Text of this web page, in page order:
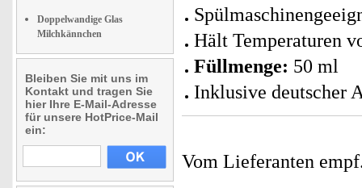
Doppelwandige Glas
Milchkännchen
Bleiben Sie mit uns im
Kontakt und tragen Sie
hier Ihre E-Mail-Adresse
für unsere HotPrice-Mail
ein:
Hält Temperaturen
Füllmenge: 50 ml
Inklusive deutscher
Vom Lieferanten